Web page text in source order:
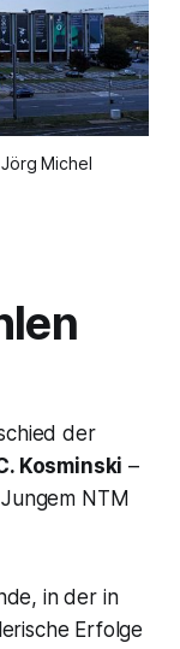
Michel
der
Kosminski –
NTM
in der in
Erfolge